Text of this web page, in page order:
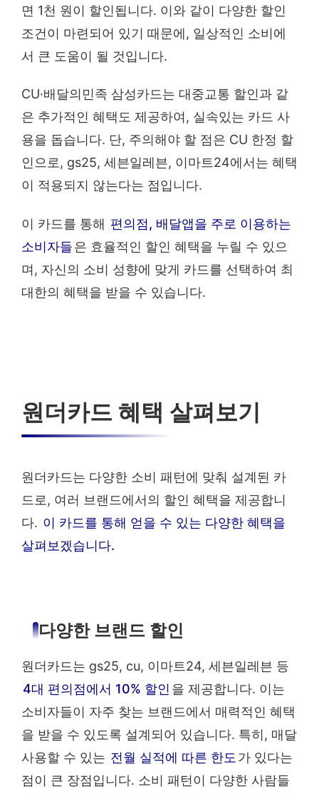
면 1천 원이 할인됩니다. 이와 같이 다양한 할인
조건이 마련되어 있기 때문에, 일상적인 소비에
서 큰 도움이 될 것입니다.
CU·배달의민족 삼성카드는 대중교통 할인과 같
은 추가적인 혜택도 제공하여, 실속있는 카드 사
용을 돕습니다. 단, 주의해야 할 점은 CU 한정 할
인으로, gs25, 세븐일레븐, 이마트24에서는 혜택
이 적용되지 않는다는 점입니다.
이 카드를 통해 편의점, 배달앱을 주로 이용하는
소비자들은 효율적인 할인 혜택을 누릴 수 있으
며, 자신의 소비 성향에 맞게 카드를 선택하여 최
대한의 혜택을 받을 수 있습니다.
원더카드 혜택 살펴보기
원더카드는 다양한 소비 패턴에 맞춰 설계된 카
드로, 여러 브랜드에서의 할인 혜택을 제공합니
다. 이 카드를 통해 얻을 수 있는 다양한 혜택을
살펴보겠습니다.
다양한 브랜드 할인
원더카드는 gs25, cu, 이마트24, 세븐일레븐 등
4대 편의점에서 10% 할인 을 제공합니다. 이는
소비자들이 자주 찾는 브랜드에서 매력적인 혜택
을 받을 수 있도록 설계되어 있습니다. 특히, 매달
사용할 수 있는 전월 실적에 따른 한도 가 있다는
점이 큰 장점입니다. 소비 패턴이 다양한 사람들